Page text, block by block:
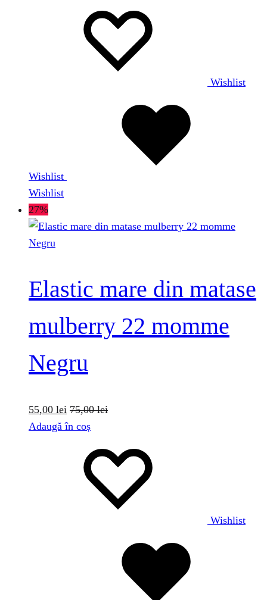
Wishlist
Wishlist
Wishlist
27%
Elastic mare din matase
mulberry 22 momme
Negru
55,00 lei 75,00lei
Adaugă în coș
Wishlist